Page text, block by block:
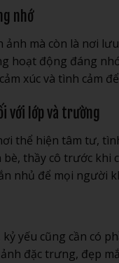
nhớ
ảnh mà còn là nơi
hoạt động đáng
xúc và tình cảm
với lớp và trường
thể hiện tâm tư,
thầy cô trước khi
nhủ để mọi người
yếu cũng cần có
đặc trưng, đẹp